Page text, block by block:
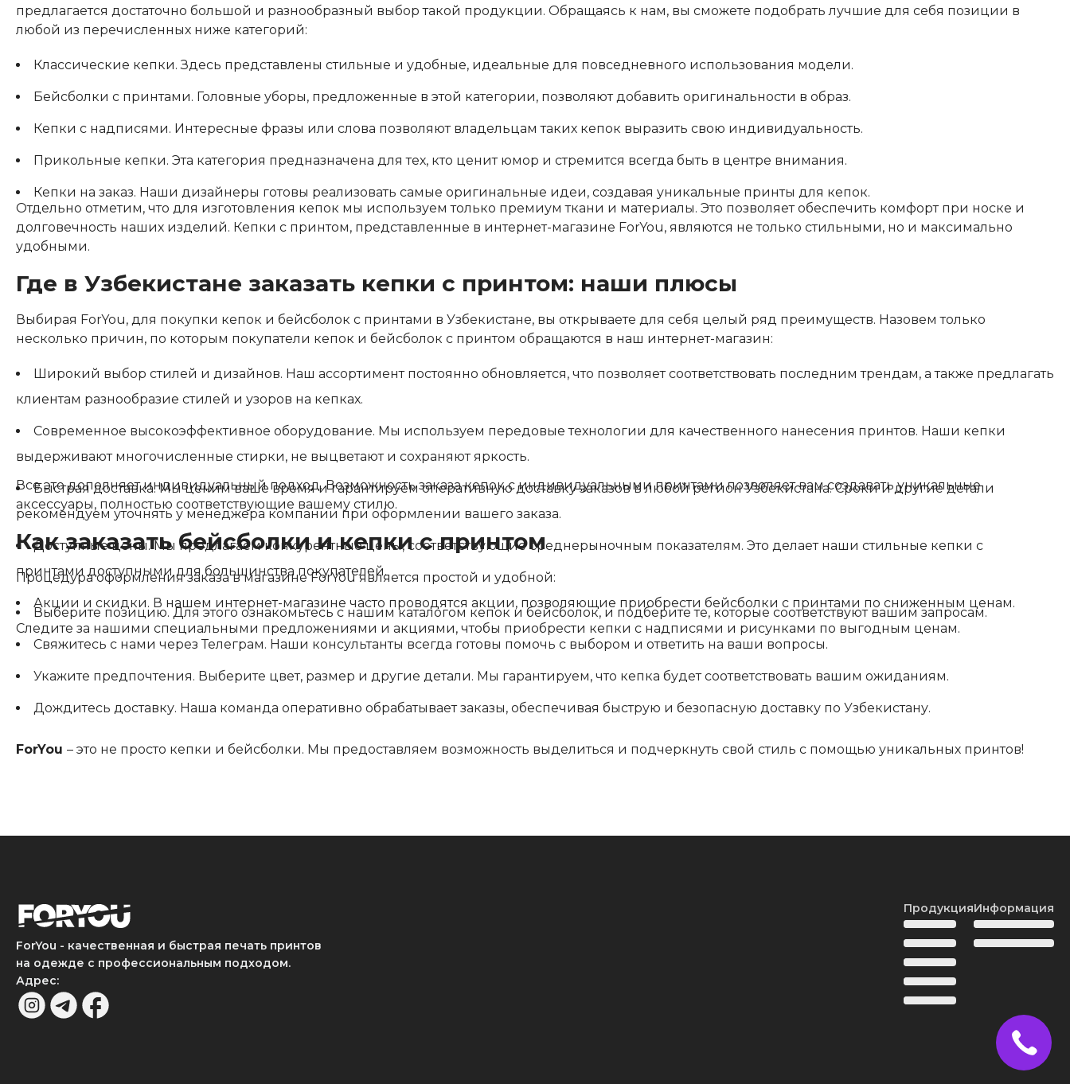
предлагается достаточно большой и разнообразный выбор такой продукции. Обращаясь к нам, вы сможете подобрать лучшие для себя позиции в
любой из перечисленных ниже категорий:
Классические кепки. Здесь представлены стильные и удобные, идеальные для повседневного использования модели.
Бейсболки с принтами. Головные уборы, предложенные в этой категории, позволяют добавить оригинальности в образ.
Кепки с надписями. Интересные фразы или слова позволяют владельцам таких кепок выразить свою индивидуальность.
Прикольные кепки. Эта категория предназначена для тех, кто ценит юмор и стремится всегда быть в центре внимания.
Кепки на заказ. Наши дизайнеры готовы реализовать самые оригинальные идеи, создавая уникальные принты для кепок.
Отдельно отметим, что для изготовления кепок мы используем только премиум ткани и материалы. Это позволяет обеспечить комфорт при носке и
долговечность наших изделий. Кепки с принтом, представленные в интернет-магазине ForYou, являются не только стильными, но и максимально
удобными.
Где в Узбекистане заказать кепки с принтом: наши плюсы
Выбирая ForYou, для покупки кепок и бейсболок с принтами в Узбекистане, вы открываете для себя целый ряд преимуществ. Назовем только
несколько причин, по которым покупатели кепок и бейсболок с принтом обращаются в наш интернет-магазин:
Широкий выбор стилей и дизайнов. Наш ассортимент постоянно обновляется, что позволяет соответствовать последним трендам, а также предлагать
клиентам разнообразие стилей и узоров на кепках.
Современное высокоэффективное оборудование. Мы используем передовые технологии для качественного нанесения принтов. Наши кепки
выдерживают многочисленные стирки, не выцветают и сохраняют яркость.
Быстрая доставка. Мы ценим ваше время и гарантируем оперативную доставку заказов в любой регион Узбекистана. Сроки и другие детали
рекомендуем уточнять у менеджера компании при оформлении вашего заказа.
Доступные цены. Мы предлагаем конкурентные цены, соответствующие среднерыночным показателям. Это делает наши стильные кепки с
принтами доступными для большинства покупателей.
Акции и скидки. В нашем интернет-магазине часто проводятся акции, позволяющие приобрести бейсболки с принтами по сниженным ценам.
Следите за нашими специальными предложениями и акциями, чтобы приобрести кепки с надписями и рисунками по выгодным ценам.
Все это дополняет индивидуальный подход. Возможность заказа кепок с индивидуальными принтами позволяет вам создавать уникальные
аксессуары, полностью соответствующие вашему стилю.
Как заказать бейсболки и кепки с принтом
Процедура оформления заказа в магазине ForYou является простой и удобной:
Выберите позицию. Для этого ознакомьтесь с нашим каталогом кепок и бейсболок, и подберите те, которые соответствуют вашим запросам.
Свяжитесь с нами через Телеграм. Наши консультанты всегда готовы помочь с выбором и ответить на ваши вопросы.
Укажите предпочтения. Выберите цвет, размер и другие детали. Мы гарантируем, что кепка будет соответствовать вашим ожиданиям.
Дождитесь доставку. Наша команда оперативно обрабатывает заказы, обеспечивая быструю и безопасную доставку по Узбекистану.
ForYou – это не просто кепки и бейсболки. Мы предоставляем возможность выделиться и подчеркнуть свой стиль с помощью уникальных принтов!
ForYou - качественная и быстрая печать принтов
на одежде с профессиональным подходом.
Адрес:
ПродукцияИнформация